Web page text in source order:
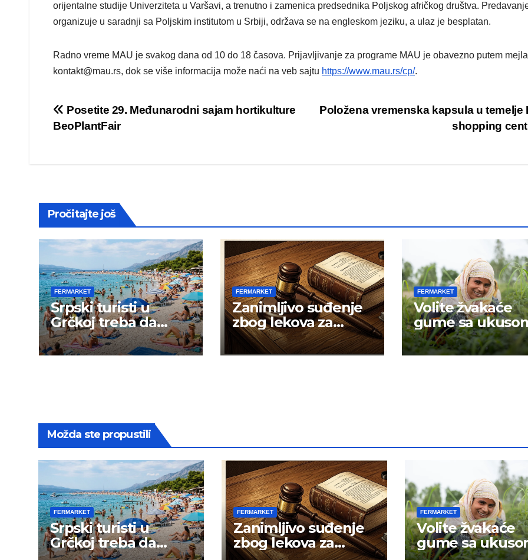
orijentalne studije Univerziteta u Varšavi, a trenutno i zamenica predsednika Poljskog afričkog društva.
organizuje u saradnji sa Poljskim institutom u Srbiji, održava se na engleskom jeziku, a ulaz je besplatan.
Radno vreme MAU je svakog dana od 10 do 18 časova. Prijavljivanje za programe MAU je obavezno putem mejla
kontakt@mau.rs, dok se više informacija može naći na veb sajtu https://www.mau.rs/cp/.
Post
Položena vremenska kapsula u temelje
shopping
Posetite 29. Međunarodni sajam hortikulture
BeoPlantFair
Pročitajte još
FERMARKET
Srpski turisti u
Grčkoj treba da
budu na oprezu
FERMARKET
Zanimljivo suđenje
zbog lekova za
gojaznost
FERMARKET
Volite žvakaće
gume sa
mentola?
Možda ste propustili
FERMARKET
Srpski turisti u
Grčkoj treba da
FERMARKET
Zanimljivo suđenje
zbog lekova za
FERMARKET
Volite žvakaće
gume sa